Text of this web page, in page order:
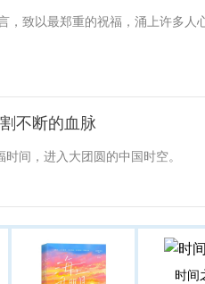
，致以最郑重的祝福，涌上许多
不断的血脉
间，进入大团圆的中国时空。
时间